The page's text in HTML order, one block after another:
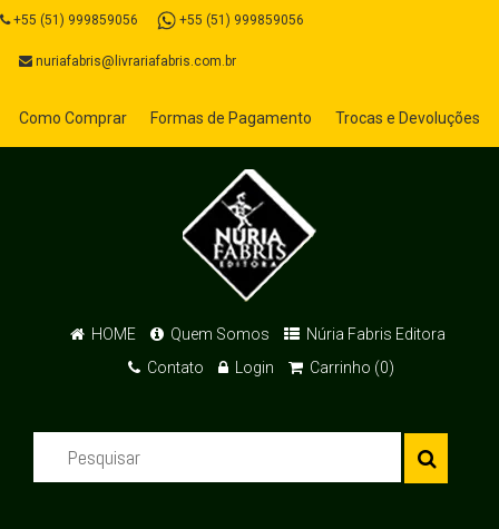
+55 (51) 999859056 +55 (51) 999859056
nuriafabris@livrariafabris.com.br
Como Comprar Formas de Pagamento Trocas e Devoluções
HOME Quem Somos
Núria Fabris Editora
Contato
Login Carrinho (0)